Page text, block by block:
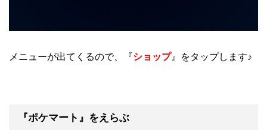
メニューが出てくるので、『ショップ』をタップします♪
『ポケマート』をえらぶ